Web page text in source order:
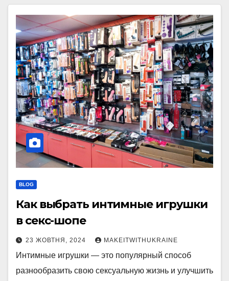
BLOG
Как выбрать интимные игрушки
в секс-шопе
23 ЖОВТНЯ, 2024 MAKEITWITHUKRAINE
Интимные игрушки — это популярный способ
разнообразить свою сексуальную жизнь и улучшить